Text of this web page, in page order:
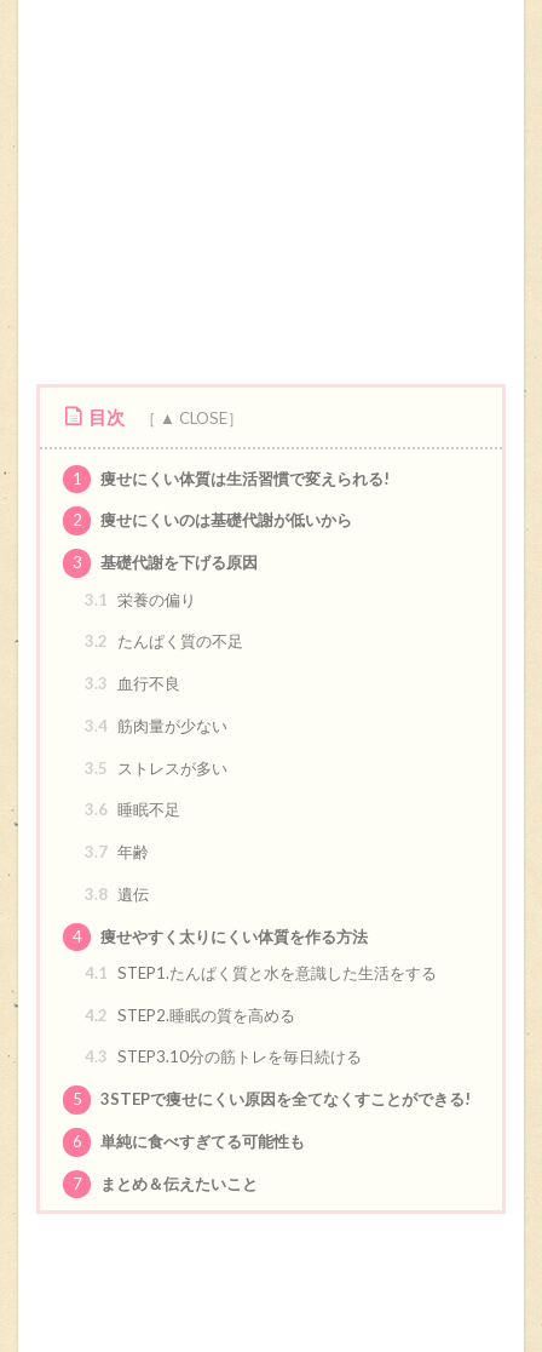
目次
1 痩せにくい体質は生活習慣で変えられる!
2 痩せにくいのは基礎代謝が低いから
3
基礎代謝を下げる原因
3.1
栄養の偏り
3.2 たんぱく質の不足
3.3 血行不良
3.4 筋肉量が少ない
3.5 ストレスが多い
3.6 睡眠不足
3.7 年齢
3.8 遺伝
4
痩せやすく太りにくい体質を作る方法
4.1
STEP1.たんぱく質と水を意識した生活をする
4.2 STEP2.睡眠の質を高める
4.3 STEP3.10分の筋トレを毎日続ける
5 3STEPで痩せにくい原因を全てなくすことができる!
6 単純に食べすぎてる可能性も
7 まとめ＆伝えたいこと